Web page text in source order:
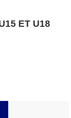
ET U18